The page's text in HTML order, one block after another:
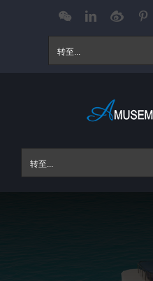
WeChatLinkedIn
Weibo
转至...
转至...